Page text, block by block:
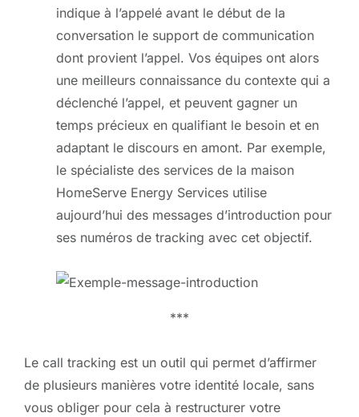
indique à l’appelé avant le début de la
conversation le support de communication
dont provient l’appel. Vos équipes ont alors
une meilleurs connaissance du contexte qui a
déclenché l’appel, et peuvent gagner un
temps précieux en qualifiant le besoin et en
adaptant le discours en amont. Par exemple,
le spécialiste des services de la maison
HomeServe Energy Services utilise
aujourd’hui des messages d’introduction pour
ses numéros de tracking avec cet objectif.
***
Le call tracking est un outil qui permet d’affirmer
de plusieurs manières votre identité locale, sans
vous obliger pour cela à restructurer votre